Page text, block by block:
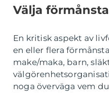
Välja
En kritisk aspekt av
en eller flera
make/maka, barn,
noga överväga vem